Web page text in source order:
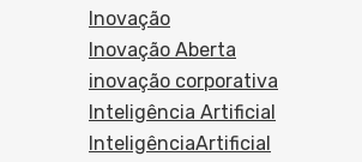
Inovação
Inovação Aberta
inovação corporativa
Inteligência Artificial
InteligênciaArtificial